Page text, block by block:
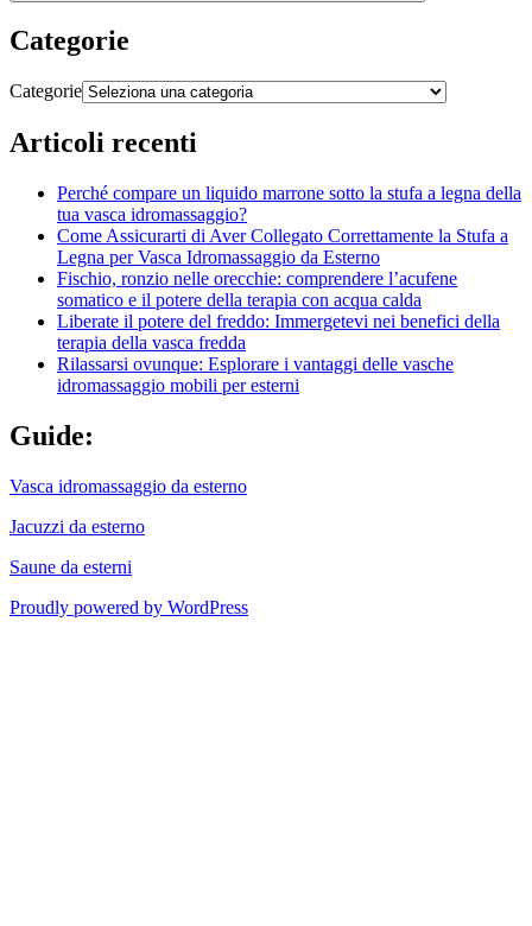
Categorie
Categorie
Articoli recenti
Perché compare un liquido marrone sotto la stufa a legna della
tua vasca idromassaggio?
Come Assicurarti di Aver Collegato Correttamente la Stufa a
Legna per Vasca Idromassaggio da Esterno
Fischio, ronzio nelle orecchie: comprendere l’acufene
somatico e il potere della terapia con acqua calda
Liberate il potere del freddo: Immergetevi nei benefici della
terapia della vasca fredda
Rilassarsi ovunque: Esplorare i vantaggi delle vasche
idromassaggio mobili per esterni
Guide:
Vasca idromassaggio da esterno
Jacuzzi da esterno
Saune da esterni
Proudly powered by WordPress